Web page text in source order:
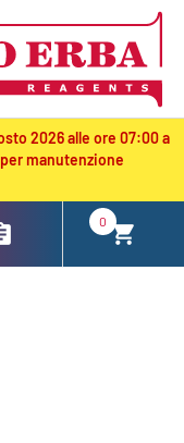
2026 alle ore 07:00 a
manutenzione
0